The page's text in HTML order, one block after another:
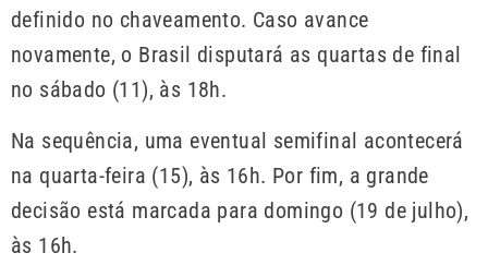
definido no chaveamento. Caso avance
novamente, o Brasil disputará as quartas de final
no sábado (11), às 18h.
Na sequência, uma eventual semifinal acontecerá
na quarta-feira (15), às 16h. Por fim, a grande
decisão está marcada para domingo (19 de julho),
às 16h.